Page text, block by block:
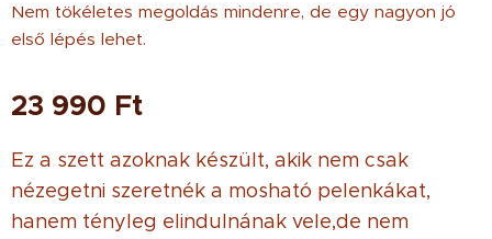
Nem tökéletes megoldás mindenre, de egy nagyon jó
első lépés lehet.
23 990 Ft
Ez a szett azoknak készült, akik nem csak
nézegetni szeretnék a mosható pelenkákat,
hanem tényleg elindulnának vele,de nem